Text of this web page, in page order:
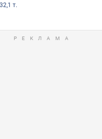
32,1 т.